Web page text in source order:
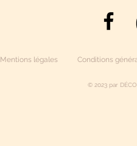
© 2023 par
Mentions légales Conditions